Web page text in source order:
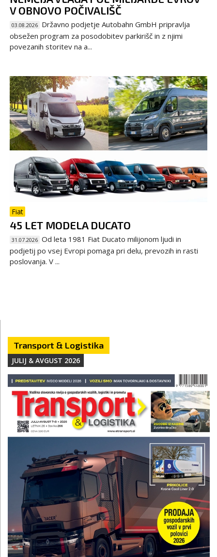
V OBNOVO POČIVALIŠČ
03.08.2026 Državno podjetje Autobahn GmbH pripravlja
obsežen program za posodobitev parkirišč in z njimi
povezanih storitev na a...
Fiat
45 LET MODELA DUCATO
31.07.2026 Od leta 1981 Fiat Ducato milijonom ljudi in
podjetij po vsej Evropi pomaga pri delu, prevozih in rasti
poslovanja. V ...
Transport & Logistika
JULIJ & AVGUST 2026